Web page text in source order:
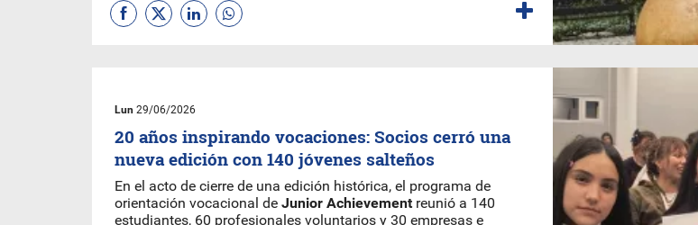
Lun 29/06/2026
20 años inspirando vocaciones: Socios cerró una
nueva edición con 140 jóvenes salteños
En el acto de cierre de una edición histórica, el programa de
orientación vocacional de Junior Achievement reunió a 140
estudiantes, 60 profesionales voluntarios y 30 empresas e